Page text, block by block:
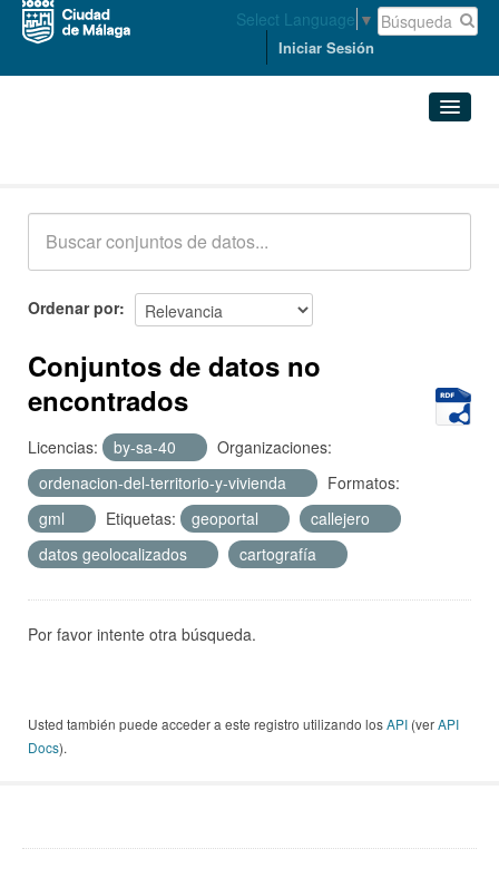
Select Language ▼
Iniciar Sesión
Acerca de
Ordenar por
Conjuntos de datos no
encontrados
Licencias: by-sa-40
Organizaciones:
ordenacion-del-territorio-y-vivienda
Formatos:
gml
Etiquetas: geoportal
callejero
datos geolocalizados
cartografía
Por favor intente otra búsqueda.
Usted también puede acceder a este registro utilizando losAPI (verAPI
Docs).